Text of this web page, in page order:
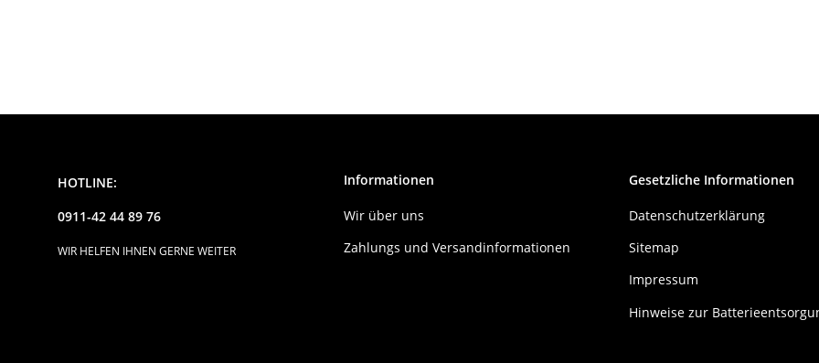
HOTLINE:
0911-42 44 89 76
WIR HELFEN IHNEN GERNE WEITER
Informationen
Wir über uns
Zahlungs und Versandinformationen
Gesetzliche Informationen
Datenschutzerklärung
Sitemap
Impressum
Hinweise zur